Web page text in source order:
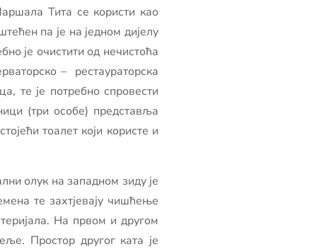
Тита се користи као
па је на једном дијелу
је очистити од нечистоћа
– рестаураторска
те је потребно спровести
(три особе) представља
тоалет који користе и
олук на западном зиду је
те захтјевају чишћење
На првом и другом
Простор другог ката је